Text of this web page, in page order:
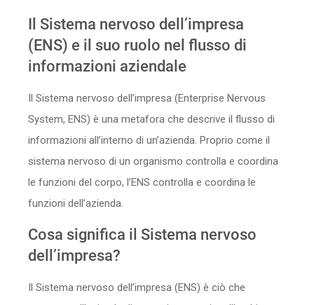
Servizi
Il Sistema nervoso dell’impresa
(ENS) e il suo ruolo nel flusso di
informazioni aziendale
Il Sistema nervoso dell’impresa (Enterprise Nervous
System, ENS) è una metafora che descrive il flusso di
informazioni all’interno di un’azienda. Proprio come il
sistema nervoso di un organismo controlla e coordina
le funzioni del corpo, l’ENS controlla e coordina le
funzioni dell’azienda.
Cosa significa il Sistema nervoso
dell’impresa?
Il Sistema nervoso dell’impresa (ENS) è ciò che